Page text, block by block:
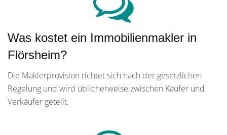
Was kostet ein Immobilienmakler in
Flörsheim?
Die Maklerprovision richtet sich nach der gesetzlichen
Regelung und wird üblicherweise zwischen Käufer und
Verkäufer geteilt.